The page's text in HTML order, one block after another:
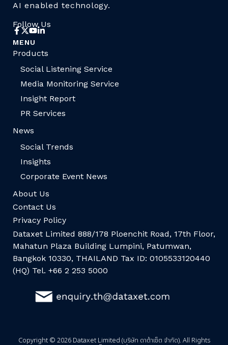
AI enabled technology.
Follow Us
MENU
Products
Social Listening Service
Media Monitoring Service
Insight Report
PR Services
News
Social Trends
Insights
Corporate Event News
About Us
Contact Us
Privacy Policy
Dataxet Limited 888/178 Ploenchit Road, 17th Floor,
Mahatun Plaza Building Lumpini, Patumwan,
Bangkok 10330, THAILAND Tax ID: 0105533120440
(HQ) Tel. +66 2 253 5000
Copyright © 2026 Dataxet Limited (บริษัท ดาต้าเซ็ต จำกัด). All Rights